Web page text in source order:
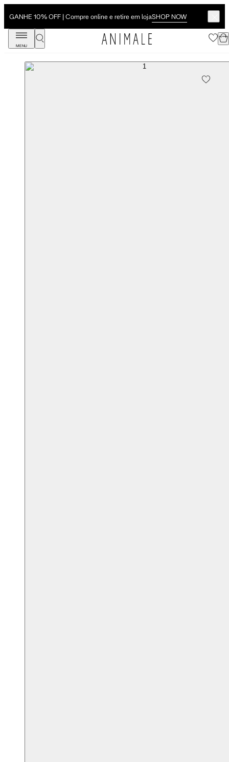
GANHE 10% OFF | Compre online e retire em lojaSHOP NOW
MENU